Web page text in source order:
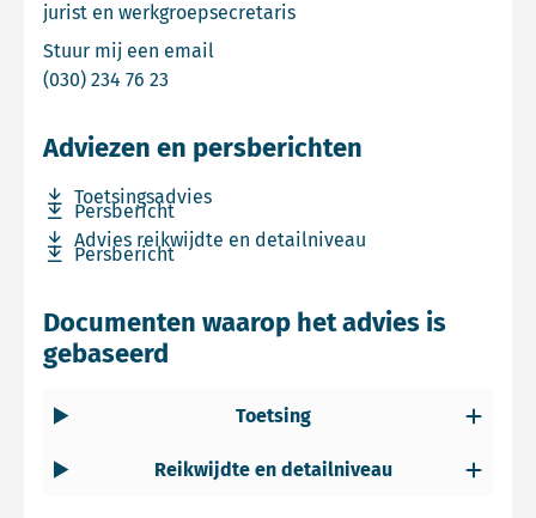
jurist en werkgroepsecretaris
Stuur mij een email
(030) 234 76 23
Adviezen en persberichten
Toetsingsadvies
Download bestand Toetsingsadvies
Persbericht
Download bestand Persbericht
Advies reikwijdte en detailniveau
Download bestand Advies reikwijdte en detailniveau
Persbericht
Download bestand Persbericht
Documenten waarop het advies is
gebaseerd
Toetsing
Reikwijdte en detailniveau